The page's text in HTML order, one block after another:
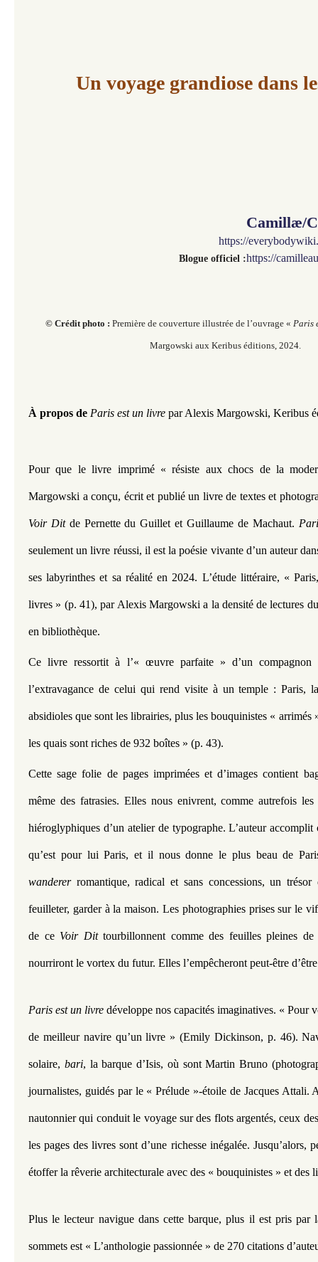
Un voyage grandiose dans
Camillæ/
https://
Blogue officiel :https://
© Crédit photo : Première de couverture illustrée de l’ouvrage « Paris
Margowski aux Keribus éditions, 2024.
À propos de Paris est un livre par Alexis Margowski, Keribus
Pour que le livre imprimé « résiste aux chocs de la
Voir Dit de Pernette du Guillet et Guillaume de Machaut.
seulement un livre réussi, il est la poésie vivante d’un auteur
ses labyrinthes et sa réalité en 2024. L’étude littéraire, «
livres » (p. 41), par Alexis Margowski a la densité de lectures
en bibliothèque.
Ce livre ressortit à l’« œuvre parfaite » d’un compagnon
l’extravagance de celui qui rend visite à un temple : Paris,
absidioles que sont les librairies, plus les bouquinistes « arrimés
les quais sont riches de 932 boîtes » (p. 43).
Cette sage folie de pages imprimées et d’images contient
même des fatrasies. Elles nous enivrent, comme autrefois les
hiéroglyphiques d’un atelier de typographe. L’auteur
wanderer romantique, radical et sans concessions, un
feuilleter, garder à la maison. Les photographies prises sur le
de ce Voir Dit tourbillonnent comme des feuilles pleines
nourriront le vortex du futur. Elles l’empêcheront peut-être
Paris est un livre développe nos capacités imaginatives. « Pour
de meilleur navire qu’un livre » (Emily Dickinson, p. 46).
solaire, bari, la barque d’Isis, où sont Martin Bruno
journalistes, guidés par le « Prélude »-étoile de Jacques
nautonnier qui conduit le voyage sur des flots argentés, ceux
les pages des livres sont d’une richesse inégalée. Jusqu’alors,
étoffer la rêverie architecturale avec des « bouquinistes » et des
Plus le lecteur navigue dans cette barque, plus il est pris par
sommets est « L’anthologie passionnée » de 270 citations